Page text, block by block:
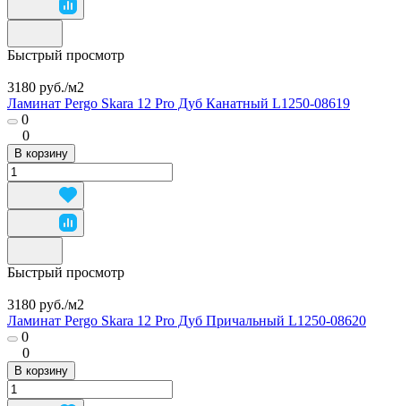
Быстрый просмотр
3180 руб./м2
Ламинат Pergo Skara 12 Pro Дуб Канатный L1250-08619
0
0
В корзину
Быстрый просмотр
3180 руб./м2
Ламинат Pergo Skara 12 Pro Дуб Причальный L1250-08620
0
0
В корзину